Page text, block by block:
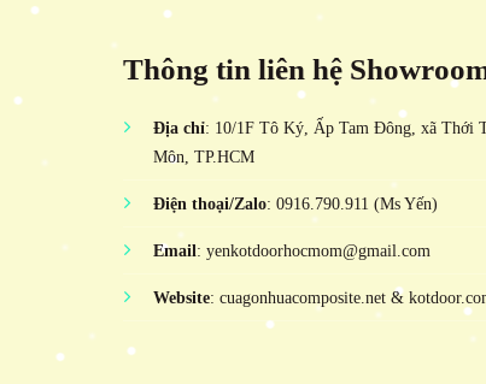
Thông tin liên hệ
Địa chỉ: 10/1F Tô Ký, Ấp Tam Đông, xã Thới
Môn, TP.HCM
Điện thoại/Zalo: 0916.790.911 (Ms Yến)
Email : yenkotdoorhocmom@gmail.com
Website: cuagonhuacomposite.net &